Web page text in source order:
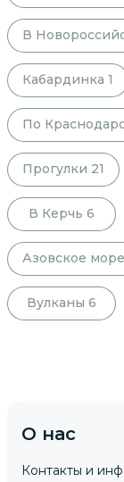
В
Кабардинка 1
По
Прогулки 21
В Керчь 6
Азовское море
Вулканы 6
О нас
Контакты и